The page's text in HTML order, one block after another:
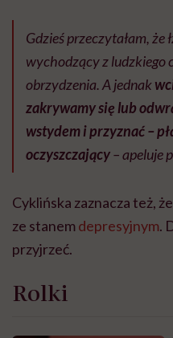
Gdzieś przeczytałam, że
wychodzący z ludzkiego
obrzydzenia. A jednak
zakrywamy się lub
wstydem i przyznać –
oczyszczający– apeluje
Cyklińska zaznacza też,
ze stanemdepresyjnym.
przyjrzeć.
Rolki